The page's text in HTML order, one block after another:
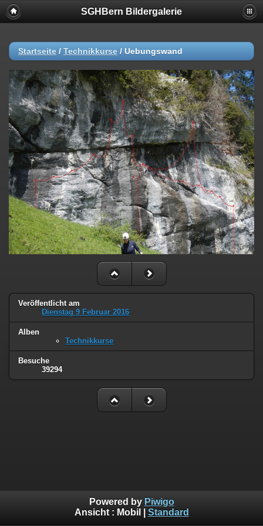
SGHBern Bildergalerie
Startseite / Technikkurse / Uebungswand
Veröffentlicht am
Dienstag 9 Februar 2016
Alben
Technikkurse
Besuche
39294
Powered by Piwigo
Ansicht : Mobil Standard